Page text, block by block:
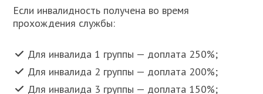
Если инвалидность получена во время
прохождения службы:
Для инвалида 1 группы — доплата 250%;
Для инвалида 2 группы — доплата 200%;
Для инвалида 3 группы — доплата 150%;